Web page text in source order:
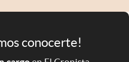
conocerte!